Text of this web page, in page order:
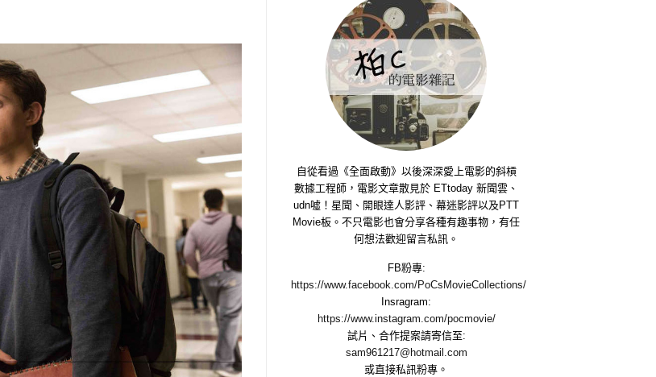
自從看過《全面啟動》以後深深愛上電影的斜槓
數據工程師，電影文章散見於 ETtoday 新聞雲、
udn噓！星聞、開眼達人影評、幕迷影評以及PTT
Movie板。不只電影也會分享各種有趣事物，有任
何想法歡迎留言私訊。
FB粉專:
https://www.facebook.com/PoCsMovieCollections/
Insragram:
https://www.instagram.com/pocmovie/
試片、合作提案請寄信至:
sam961217@hotmail.com
或直接私訊粉專。